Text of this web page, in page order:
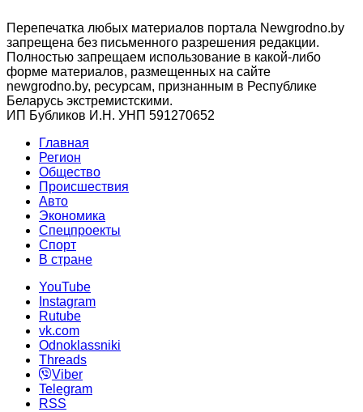
Перепечатка любых материалов портала Newgrodno.by
запрещена без письменного разрешения редакции.
Полностью запрещаем использование в какой-либо
форме материалов, размещенных на сайте
newgrodno.by, ресурсам, признанным в Республике
Беларусь экстремистскими.
ИП Бубликов И.Н. УНП 591270652
Главная
Регион
Общество
Происшествия
Авто
Экономика
Спецпроекты
Cпорт
В стране
YouTube
Instagram
Rutube
vk.com
Odnoklassniki
Threads
Viber
Telegram
RSS